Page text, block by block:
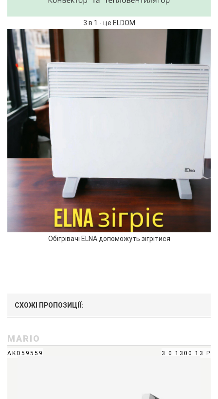
3 в 1 - це ELDOM
Обігрівачі ELNA допоможуть зігрітися
СХОЖІ ПРОПОЗИЦІЇ:
MARIO
AKD59559 3.0.1300.13.P